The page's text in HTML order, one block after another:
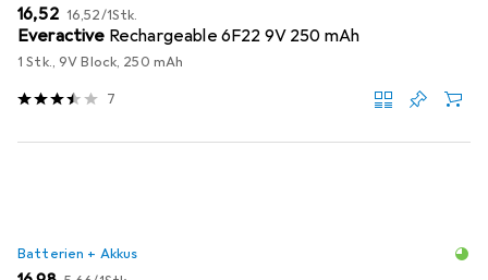
EUR
16,52 EUR
16,52/1Stk.
Everactive Rechargeable 6F22 9V 250 mAh
1 Stk., 9V Block, 250 mAh
7
Batterien + Akkus
EUR